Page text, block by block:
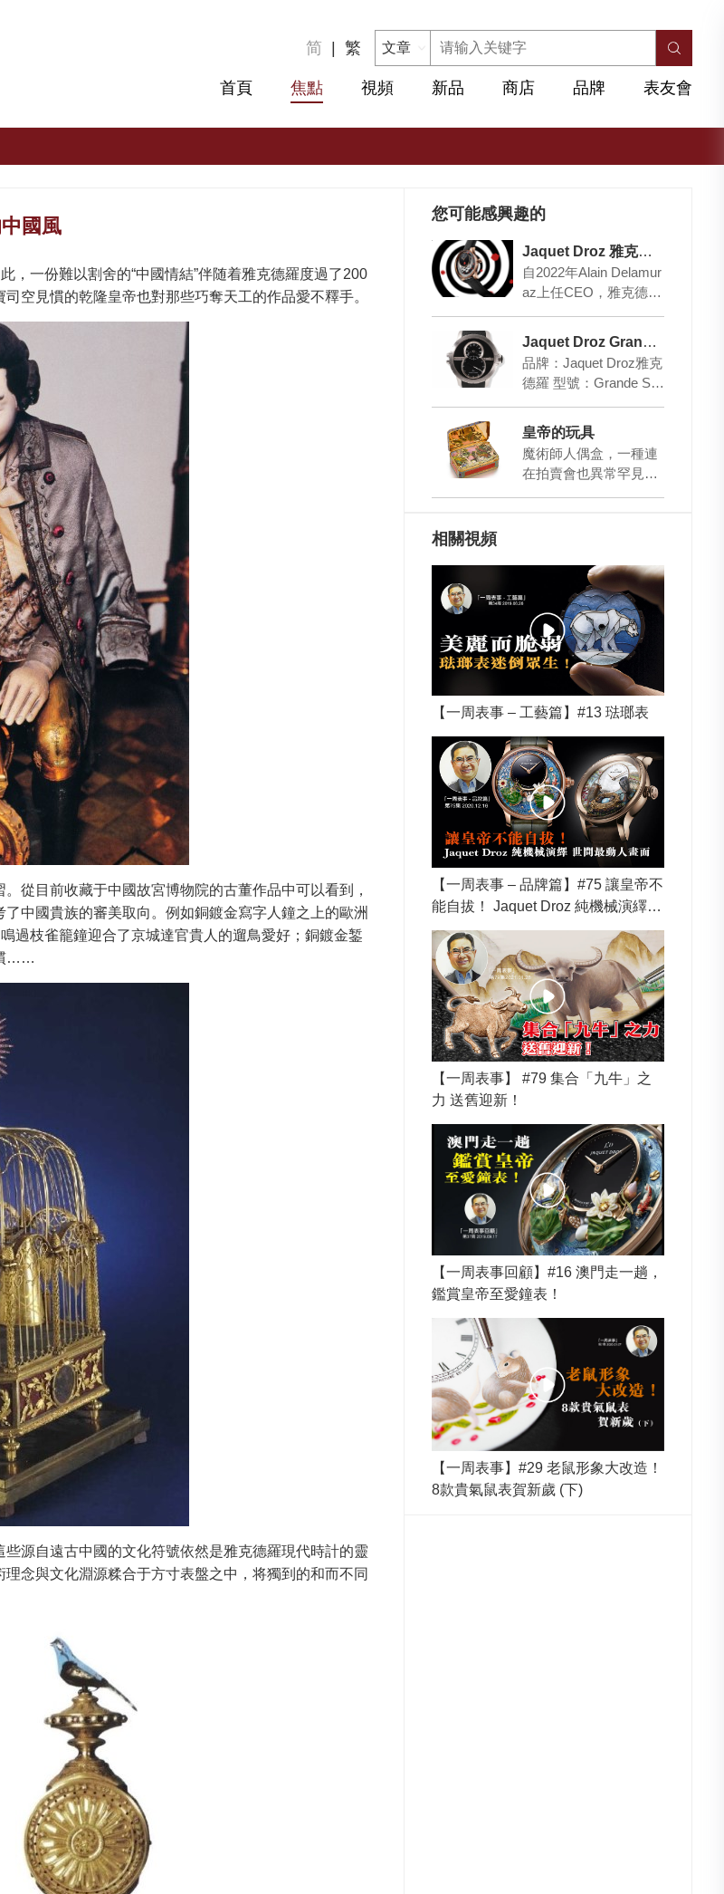
简 | 繁
首頁 焦點 視頻 新品 商店 品牌 表友會
國風
，一份難以割舍的“中國情結”伴随着雅克德羅度過了200
空見慣的乾隆皇帝也對那些巧奪天工的作品愛不釋手。
從目前收藏于中國故宮博物院的古董作品中可以看到，
中國貴族的審美取向。例如銅鍍金寫字人鐘之上的歐洲
過枝雀籠鐘迎合了京城達官貴人的遛鳥愛好；銅鍍金錾
……
源自遠古中國的文化符號依然是雅克德羅現代時計的靈
念與文化淵源糅合于方寸表盤之中，将獨到的和而不同
您可能感興趣的
Jaquet Droz 雅克德羅 “La Ronde Des Baisers” 自動玩偶腕表
自2022年Alain Delamur
az上任CEO，雅克德羅
Jaquet Droz Grande Seconde SW
品牌：Jaquet Droz雅克
德羅 型號：Grande Se
殼：45…
皇帝的玩具
魔術師人偶盒，一種連
在拍賣會也異常罕見的
相關視頻
【一周表事 – 工藝篇】#13 琺瑯表
【一周表事 – 品牌篇】#75 讓皇帝不
能自拔！ Jaquet Droz 純機械演繹
世間最動人畫面
【一周表事】 #79 集合「九牛」之
力 送舊迎新！
【一周表事回顧】#16 澳門走一趟，
鑑賞皇帝至愛鐘表！
【一周表事】#29 老鼠形象大改造！
8款貴氣鼠表賀新歲 (下)